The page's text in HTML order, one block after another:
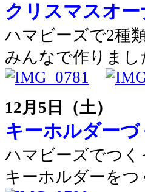
クリスマスオ
ハマビーズで2種
みんなで作りまし
12月5日（土）
キーホルダーづ
ハマビーズでつ
キーホルダーをつ